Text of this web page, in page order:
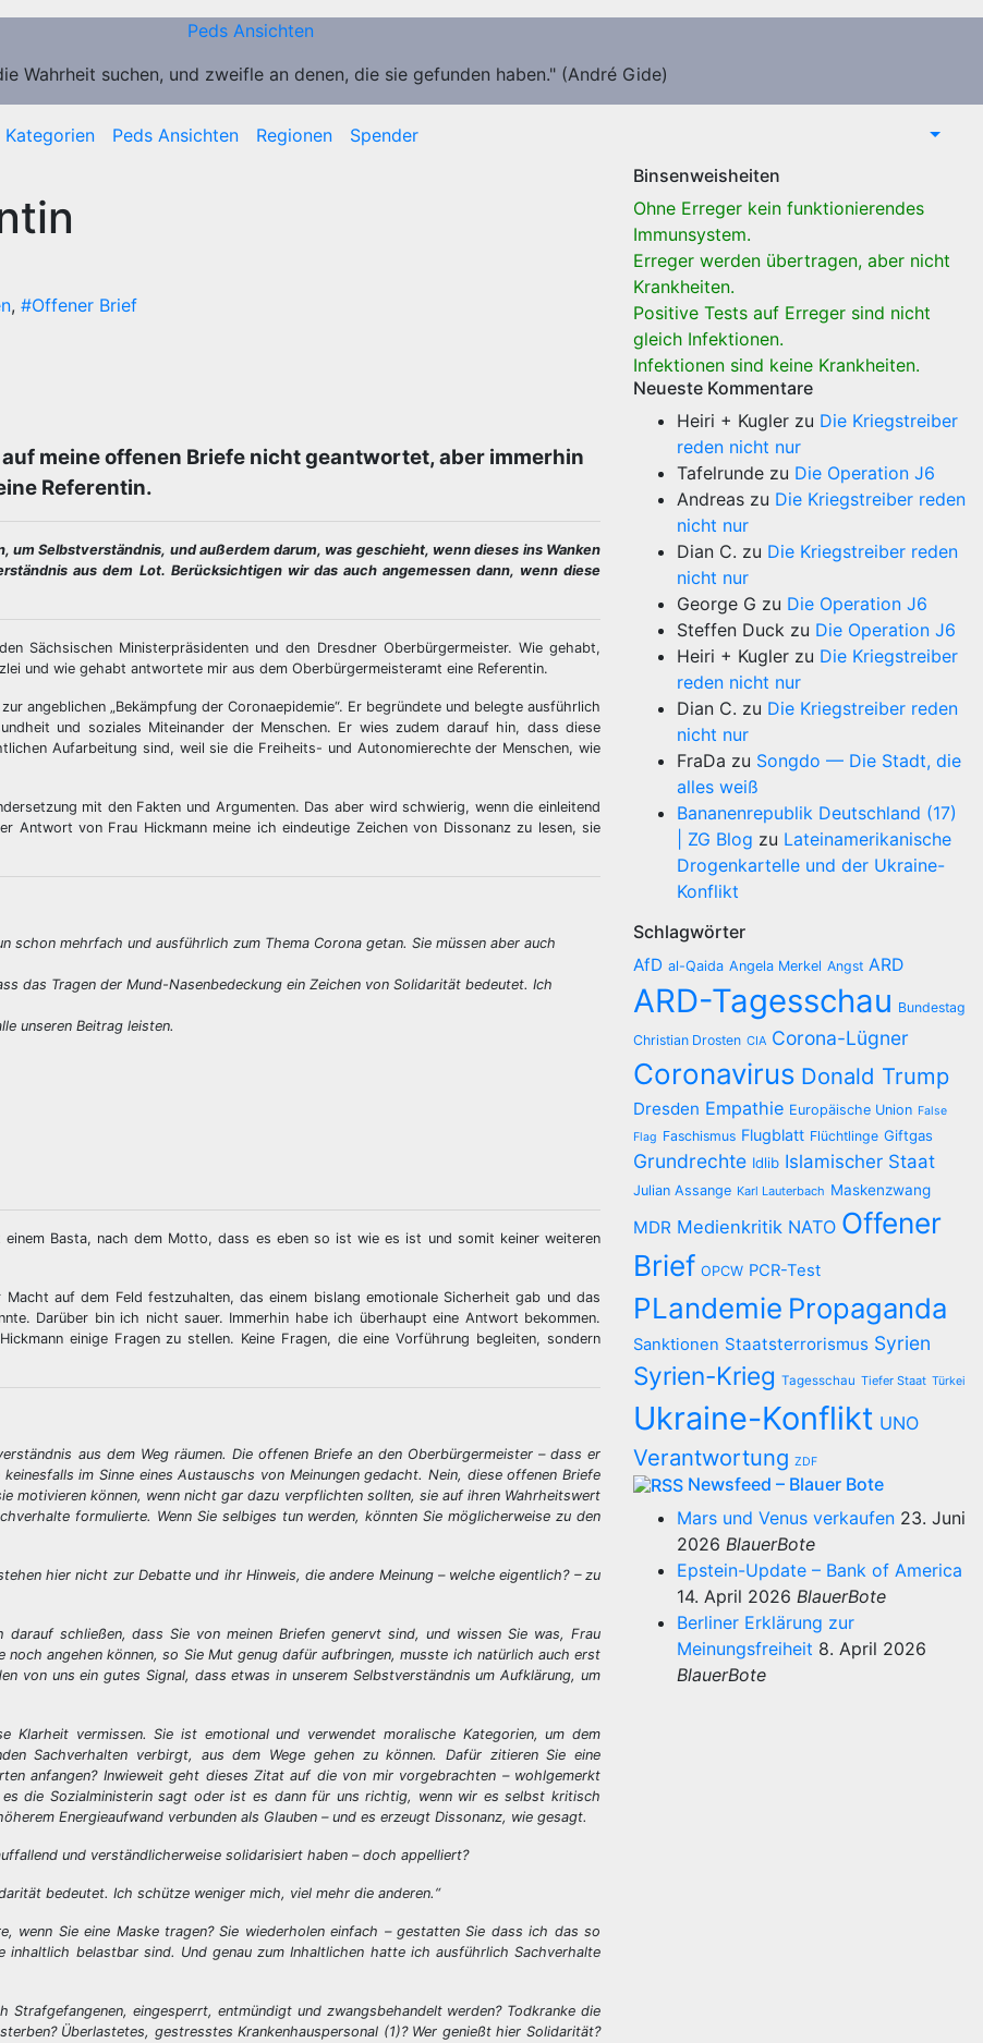
Peds Ansichten
Wahrheit suchen, und zweifle an denen, die sie gefunden haben." (André Gide)
Kategorien Peds Ansichten Regionen
Spender
, #Offener Brief
meine offenen Briefe nicht geantwortet, aber immerhin
Referentin.
Selbstverständnis, und außerdem darum, was geschieht, wenn dieses ins Wanken
aus dem Lot. Berücksichtigen wir das auch angemessen dann, wenn diese
Sächsischen Ministerpräsidenten und den Dresdner Oberbürgermeister. Wie gehabt,
und wie gehabt antwortete mir aus dem Oberbürgermeisteramt eine Referentin.
angeblichen „Bekämpfung der Coronaepidemie“. Er begründete und belegte ausführlich
und soziales Miteinander der Menschen. Er wies zudem darauf hin, dass diese
Aufarbeitung sind, weil sie die Freiheits- und Autonomierechte der Menschen, wie
mit den Fakten und Argumenten. Das aber wird schwierig, wenn die einleitend
Antwort von Frau Hickmann meine ich eindeutige Zeichen von Dissonanz zu lesen, sie
schon mehrfach und ausführlich zum Thema Corona getan. Sie müssen aber auch
das Tragen der Mund-Nasenbedeckung ein Zeichen von Solidarität bedeutet. Ich
unseren Beitrag leisten.
Basta, nach dem Motto, dass es eben so ist wie es ist und somit keiner weiteren
auf dem Feld festzuhalten, das einem bislang emotionale Sicherheit gab und das
Darüber bin ich nicht sauer. Immerhin habe ich überhaupt eine Antwort bekommen.
einige Fragen zu stellen. Keine Fragen, die eine Vorführung begleiten, sondern
aus dem Weg räumen. Die offenen Briefe an den Oberbürgermeister – dass er
im Sinne eines Austauschs von Meinungen gedacht. Nein, diese offenen Briefe
motivieren können, wenn nicht gar dazu verpflichten sollten, sie auf ihren Wahrheitswert
formulierte. Wenn Sie selbiges tun werden, könnten Sie möglicherweise zu den
hier nicht zur Debatte und ihr Hinweis, die andere Meinung – welche eigentlich? – zu
schließen, dass Sie von meinen Briefen genervt sind, und wissen Sie was, Frau
angehen können, so Sie Mut genug dafür aufbringen, musste ich natürlich auch erst
von uns ein gutes Signal, dass etwas in unserem Selbstverständnis um Aufklärung, um
vermissen. Sie ist emotional und verwendet moralische Kategorien, um dem
Sachverhalten verbirgt, aus dem Wege gehen zu können. Dafür zitieren Sie eine
anfangen? Inwieweit geht dieses Zitat auf die von mir vorgebrachten – wohlgemerkt
die Sozialministerin sagt oder ist es dann für uns richtig, wenn wir es selbst kritisch
Energieaufwand verbunden als Glauben – und es erzeugt Dissonanz, wie gesagt.
und verständlicherweise solidarisiert haben – doch appelliert?
bedeutet. Ich schütze weniger mich, viel mehr die anderen.“
wenn Sie eine Maske tragen? Sie wiederholen einfach – gestatten Sie dass ich das so
inhaltlich belastbar sind. Und genau zum Inhaltlichen hatte ich ausführlich Sachverhalte
eingesperrt, entmündigt und zwangsbehandelt werden? Todkranke die
Überlastetes, gestresstes Krankenhauspersonal (1)? Wer genießt hier Solidarität?
Binsenweisheiten
Ohne Erreger kein funktionierendes
Immunsystem.
Erreger werden übertragen, aber nicht
Krankheiten.
Positive Tests auf Erreger sind nicht
gleich Infektionen.
Infektionen sind keine Krankheiten.
Neueste Kommentare
Heiri + Kugler zu Die Kriegstreiber
reden nicht nur
Tafelrunde zu Die Operation J6
Andreas zu Die Kriegstreiber reden
nicht nur
Dian C. zu Die Kriegstreiber reden
nicht nur
George G zu Die Operation J6
Steffen Duck zu Die Operation J6
Heiri + Kugler zu Die Kriegstreiber
reden nicht nur
Dian C. zu Die Kriegstreiber reden
nicht nur
FraDa zu Songdo — Die Stadt, die
alles weiß
Bananenrepublik Deutschland (17)
| ZG Blog zu Lateinamerikanische
Drogenkartelle und der Ukraine-
Konflikt
Schlagwörter
AfD al-Qaida Angela Merkel Angst ARD
ARD-Tagesschau Bundestag
Christian Drosten CIA Corona-Lügner
Coronavirus Donald Trump
Dresden Empathie Europäische Union False
Flag Faschismus Flugblatt Flüchtlinge Giftgas
Grundrechte Idlib Islamischer Staat
Julian Assange Karl Lauterbach Maskenzwang
MDR Medienkritik NATO Offener
Brief OPCW PCR-Test
PLandemie Propaganda
Sanktionen Staatsterrorismus Syrien
Syrien-Krieg Tagesschau Tiefer Staat Türkei
Ukraine-Konflikt UNO
Verantwortung ZDF
Newsfeed – Blauer Bote
Mars und Venus verkaufen 23. Juni
2026 BlauerBote
Epstein-Update – Bank of America
14. April 2026 BlauerBote
Berliner Erklärung zur
Meinungsfreiheit 8. April 2026
BlauerBote